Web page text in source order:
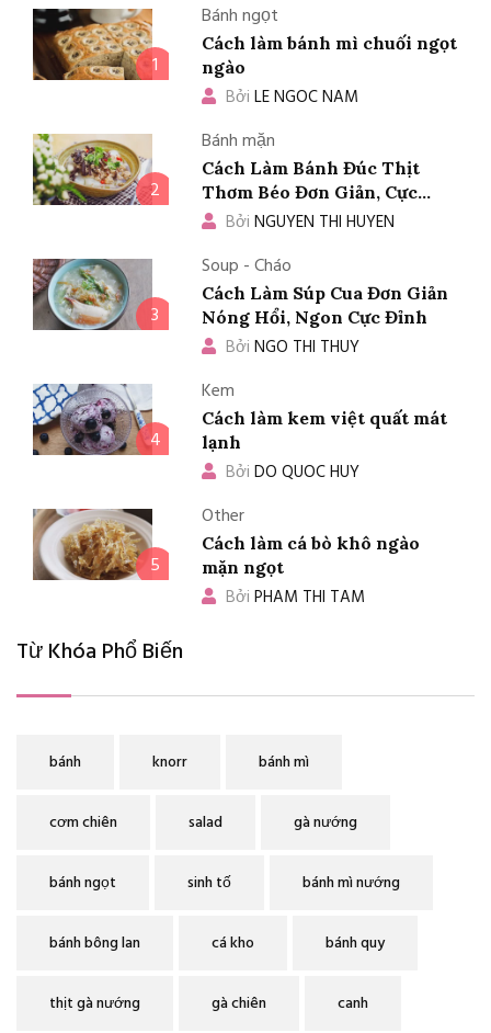
1
Bánh ngọt
Cách làm bánh mì chuối ngọt
ngào
Bởi LE NGOC NAM
2
Bánh mặn
Cách Làm Bánh Đúc Thịt
Thơm Béo Đơn Giản, Cực
Ngon
Bởi NGUYEN THI HUYEN
3
Soup - Cháo
Cách Làm Súp Cua Đơn Giản
Nóng Hổi, Ngon Cực Đỉnh
Bởi NGO THI THUY
4
Kem
Cách làm kem việt quất mát
lạnh
Bởi DO QUOC HUY
5
Other
Cách làm cá bò khô ngào
mặn ngọt
Bởi PHAM THI TAM
Từ Khóa Phổ Biến
bánh knorr bánh mì
cơm chiên salad gà nướng
bánh ngọt sinh tố bánh mì nướng
bánh bông lan cá kho bánh quy
thịt gà nướng gà chiên canh